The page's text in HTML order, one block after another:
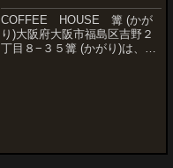
COFFEE HOUSE 篝 (かが
り)大阪府大阪市福島区吉野２
丁目８−３５篝 (かがり)は、店